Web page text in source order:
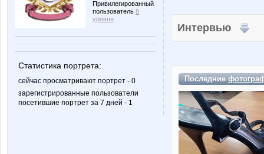
Привилегированный
пользователь 8
уровня
Статистика портрета:
сейчас просматривают портрет - 0
зарегистрированные пользователи
посетившие портрет за 7 дней - 1
Интервью
Последние